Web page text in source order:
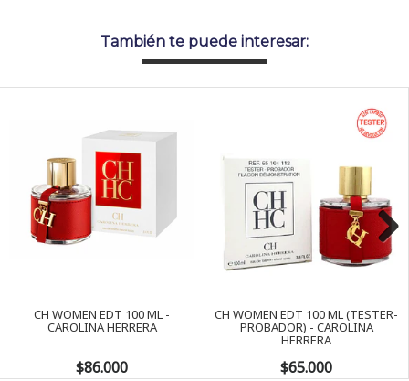
También te puede interesar:
CH WOMEN EDT 100 ML -
CAROLINA HERRERA
$86.000
CH WOMEN EDT 100 ML (TESTER-
PROBADOR) - CAROLINA
HERRERA
$65.000
Next